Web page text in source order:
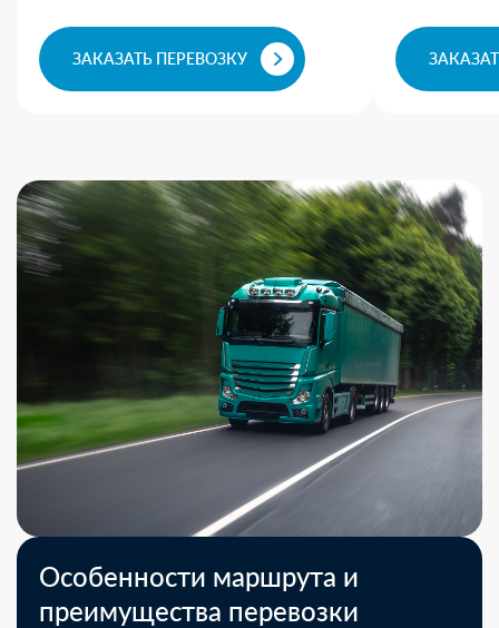
ЗАКАЗАТЬ ПЕРЕВОЗКУ
Особенности маршрута и
преимущества перевозки